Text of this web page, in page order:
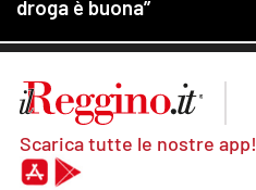
Scarica tutte le nostre app!